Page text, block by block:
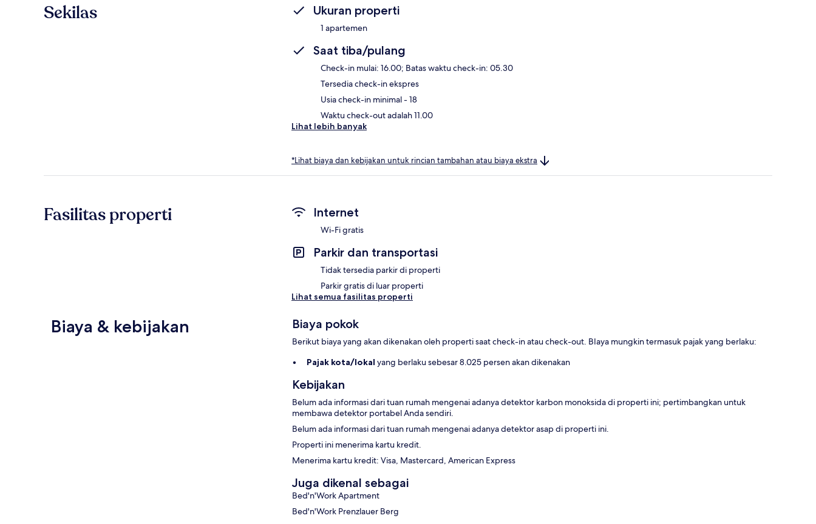
Sekilas Ukuran properti
1 apartemen
Saat tiba/pulang
Check-in mulai: 16.00; Batas waktu check-in: 05.30
Tersedia check-in ekspres
Usia check-in minimal - 18
Waktu check-out adalah 11.00
Lihat lebih banyak
*Lihat biaya dan kebijakan untuk rincian tambahan atau biaya ekstra
Fasilitas properti Internet
Wi-Fi gratis
Parkir dan transportasi
Tidak tersedia parkir di properti
Parkir gratis di luar properti
Lihat semua fasilitas properti
Biaya & kebijakan Biaya pokok
Berikut biaya yang akan dikenakan oleh properti saat check-in atau check-out. BIaya mungkin termasuk pajak yang berlaku:
Pajak kota/lokal yang berlaku sebesar 8.025 persen akan dikenakan
Kebijakan
Belum ada informasi dari tuan rumah mengenai adanya detektor karbon monoksida di properti ini; pertimbangkan untuk
membawa detektor portabel Anda sendiri.
Belum ada informasi dari tuan rumah mengenai adanya detektor asap di properti ini.
Properti ini menerima kartu kredit.
Menerima kartu kredit: Visa, Mastercard, American Express
Juga dikenal sebagai
Bed'n'Work Apartment
Bed'n'Work Prenzlauer Berg